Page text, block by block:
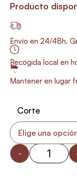
Producto
Envío en 24/48h.
Recogida local en
Mantener en lugar
Corte
-